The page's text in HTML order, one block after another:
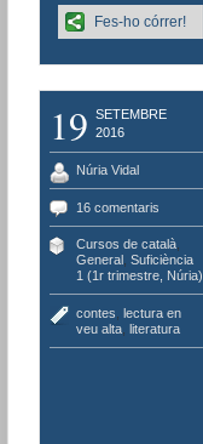
Fes-ho córrer!
19 SETEMBRE
2016
Núria Vidal
16 comentaris
Cursos de català,
General, Suficiència
1 (1r trimestre, Núria)
contes lectura en
veu alta, literatura